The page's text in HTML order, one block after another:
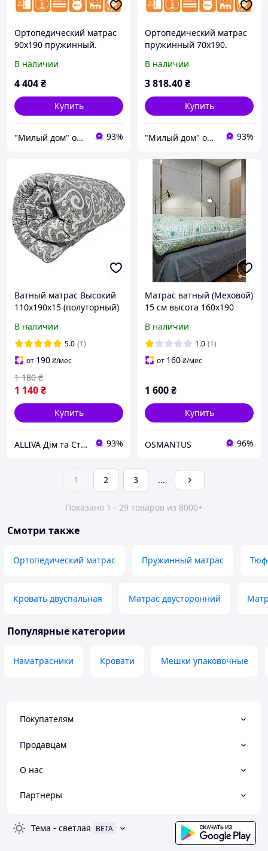
Ортопедический матрас
90х190 пружинный.
кровать Classic Econom
В наличии
4 404₴
Купить
"Милый дом" онлайн магазин 93%
Ортопедический матрас
пружинный 70х190.
жесткий Classic Econom
В наличии
3 818.40₴
Купить
"Милый дом" онлайн магазин 93%
Ватный матрас Высокий
110х190х15 (полуторный)
В наличии
5.0 (1)
от 190₴/мес
1 140₴
1 180 ₴
Купить
ALLIVA Дім та Стиль 93%
Матрас ватный (Меховой)
15 см высота 160х190
микрофибра Османтус
Комфорт +
В наличии
1.0 (1)
от 160₴/мес
1 600₴
Купить
OSMANTUS 96%
1 2 3 ...
Показано 1 - 29 товаров из 8000+
Смотри также
Ортопедический матрас Пружинный матрас
Кровать двуспальная Матрас двусторонний
Популярные категории
Наматрасники Кровати Мешки упаковочные
Покупателям
Продавцам
О нас
Партнеры
Тема - светлая BETA